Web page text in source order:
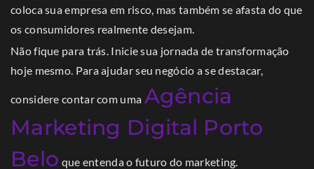
coloca sua empresa em risco, mas também se afasta do que
os consumidores realmente desejam.
Não fique para trás. Inicie sua jornada de transformação
hoje mesmo. Para ajudar seu negócio a se destacar,
considere contar com uma Agência
Marketing Digital Porto
Belo que entenda o futuro do marketing.